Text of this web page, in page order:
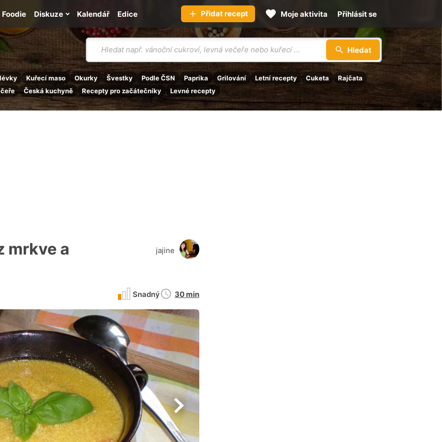
Vyhledávání
Hledat
Kuřecí maso Okurky Švestky Podle ČSN Paprika Grilování Letní recepty Cuketa
Rajčata
Česká kuchyně Recepty pro začátečníky Levné recepty
Kalendář
Foodie Diskuze Edice Přidat recept Moje aktivita Přihlásit se
mrkve a
jajine
Snadný
Doba
30 min